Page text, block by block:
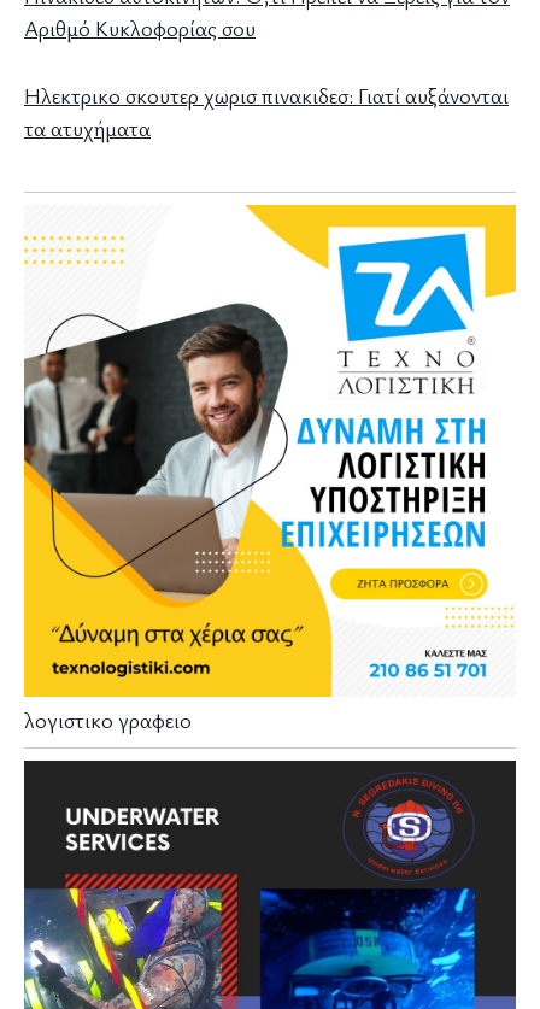
Αριθμό Κυκλοφορίας σου
Ηλεκτρικο σκουτερ χωρισ πινακιδεσ: Γιατί αυξάνονται
τα ατυχήματα
λογιστικο γραφειο